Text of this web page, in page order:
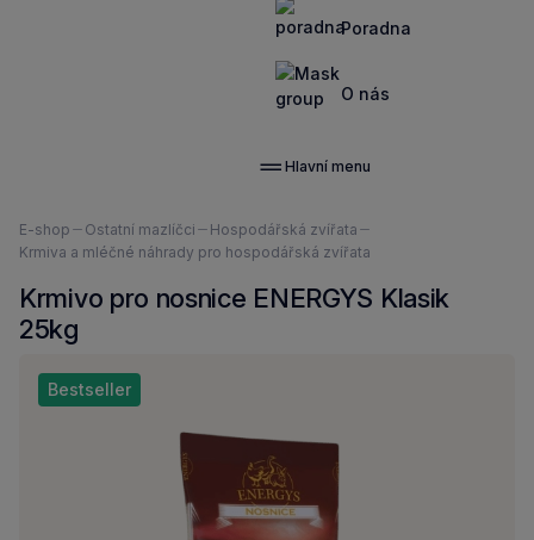
Poradna
O nás
Hlavní menu
Nacházíte
se
E-shop Ostatní mazlíčci
Hospodářská zvířata
Krmiva a mléčné náhrady pro hospodářská zvířata
Krmivo pro nosnice ENERGYS Klasik
25kg
Bestseller